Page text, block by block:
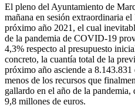
El pleno del Ayuntamiento de
mañana en sesión extraordinaria
próximo año 2021, el cual
de la pandemia de COVID-19
4,3% respecto al presupuesto
concreto, la cuantía total de la
próximo año asciende a
menos de los recursos que
gallardo en el año de la pandemia,
9,8 millones de euros.